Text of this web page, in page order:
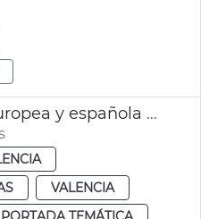
Agencia Espacial Europea y española seleccionan València para sistema de alerta de inundaciones
VALENCIA